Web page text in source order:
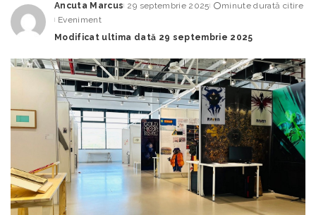
Posted
by
Ancuta Marcus 29 septembrie 2025
minute durată citire
Eveniment
Modificat ultima dată 29 septembrie 2025